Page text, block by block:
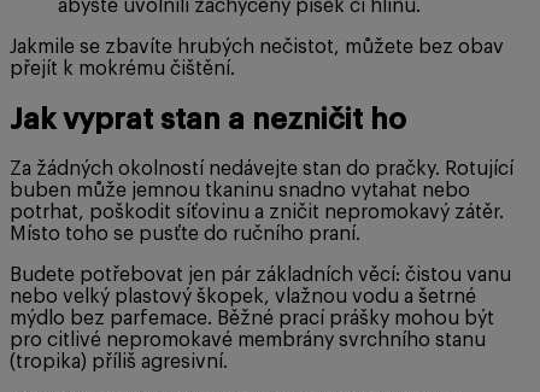
abyste uvolnili zachycený písek či hlínu.
Jakmile se zbavíte hrubých nečistot, můžete bez obav
přejít k mokrému čištění.
Jak vyprat stan a nezničit ho
Za žádných okolností nedávejte stan do pračky. Rotující
buben může jemnou tkaninu snadno vytahat nebo
potrhat, poškodit síťovinu a zničit nepromokavý zátěr.
Místo toho se pusťte do ručního praní.
Budete potřebovat jen pár základních věcí: čistou vanu
nebo velký plastový škopek, vlažnou vodu a šetrné
mýdlo bez parfemace. Běžné prací prášky mohou být
pro citlivé nepromokavé membrány svrchního stanu
(tropika) příliš agresivní.